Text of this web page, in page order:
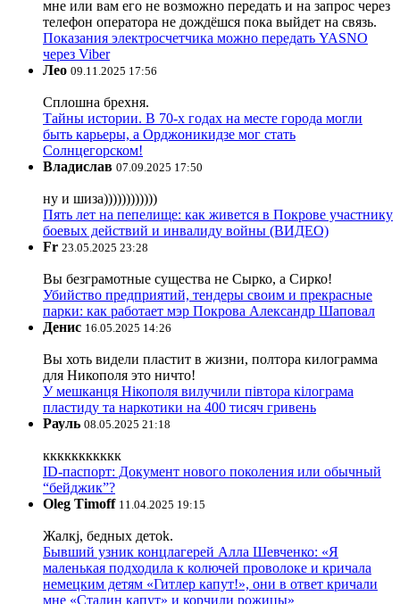
мне или вам его не возможно передать и на запрос через
телефон оператора не дождёшся пока выйдет на связь.
Показания электросчетчика можно передать YASNO
через Viber
Лео 09.11.2025 17:56
Сплошна брехня.
Тайны истории. В 70-х годах на месте города могли
быть карьеры, а Орджоникидзе мог стать
Солнцегорском!
Владислав 07.09.2025 17:50
ну и шиза))))))))))))
Пять лет на пепелище: как живется в Покрове участнику
боевых действий и инвалиду войны (ВИДЕО)
Fr 23.05.2025 23:28
Вы безграмотные существа не Сырко, а Сирко!
Убийство предприятий, тендеры своим и прекрасные
парки: как работает мэр Покрова Александр Шаповал
Денис 16.05.2025 14:26
Вы хоть видели пластит в жизни, полтора килограмма
для Никополя это ничто!
У мешканця Нікополя вилучили півтора кілограма
пластиду та наркотики на 400 тисяч гривень
Рауль 08.05.2025 21:18
ккккккккккк
ID-паспорт: Документ нового поколения или обычный
“бейджик”?
Oleg Timoff 11.04.2025 19:15
Жалкj, бедных детok.
Бывший узник концлагерей Алла Шевченко: «Я
маленькая подходила к колючей проволоке и кричала
немецким детям «Гитлер капут!», они в ответ кричали
мне «Сталин капут» и корчили рожицы»